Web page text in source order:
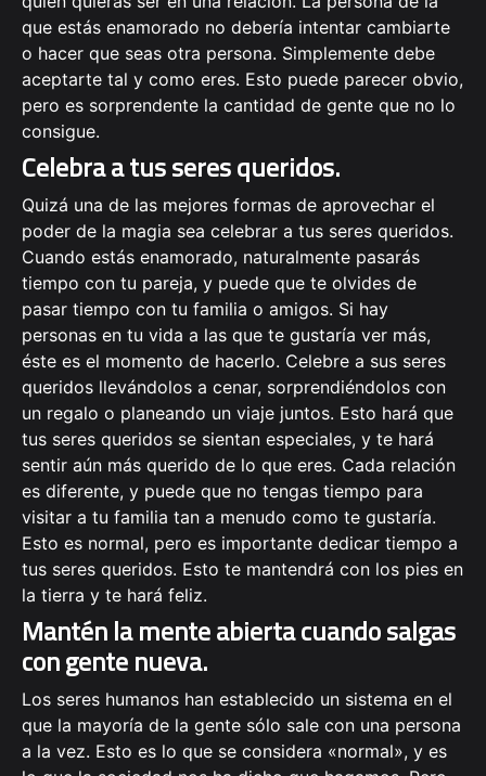
que estás enamorado no debería intentar cambiarte
o hacer que seas otra persona. Simplemente debe
aceptarte tal y como eres. Esto puede parecer obvio,
pero es sorprendente la cantidad de gente que no lo
consigue.
Celebra a tus seres queridos.
Quizá una de las mejores formas de aprovechar el
poder de la magia sea celebrar a tus seres queridos.
Cuando estás enamorado, naturalmente pasarás
tiempo con tu pareja, y puede que te olvides de
pasar tiempo con tu familia o amigos. Si hay
personas en tu vida a las que te gustaría ver más,
éste es el momento de hacerlo. Celebre a sus seres
queridos llevándolos a cenar, sorprendiéndolos con
un regalo o planeando un viaje juntos. Esto hará que
tus seres queridos se sientan especiales, y te hará
sentir aún más querido de lo que eres. Cada relación
es diferente, y puede que no tengas tiempo para
visitar a tu familia tan a menudo como te gustaría.
Esto es normal, pero es importante dedicar tiempo a
tus seres queridos. Esto te mantendrá con los pies en
la tierra y te hará feliz.
Mantén la mente abierta cuando salgas
con gente nueva.
Los seres humanos han establecido un sistema en el
que la mayoría de la gente sólo sale con una persona
a la vez. Esto es lo que se considera «normal», y es